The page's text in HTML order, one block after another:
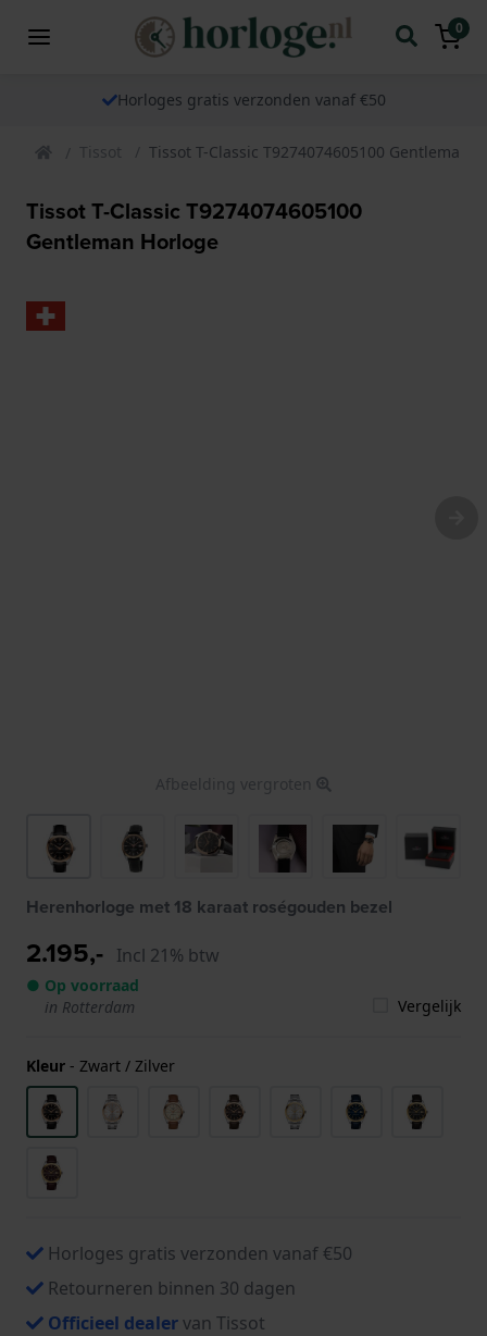
0
Horloges gratis verzonden vanaf €50
Tissot Tissot T-Classic T9274074605100 Gentleman
Tissot T-Classic T9274074605100
Gentleman Horloge
Afbeelding vergroten
Herenhorloge met 18 karaat roségouden bezel
2.195,- Incl 21% btw
● Op voorraad
in Rotterdam
Vergelijk
Kleur - Zwart / Zilver
Horloges gratis verzonden vanaf €50
Retourneren binnen 30 dagen
Officieel dealervan Tissot